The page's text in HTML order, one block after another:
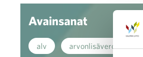
Avainsanat
alv arvonlisävero